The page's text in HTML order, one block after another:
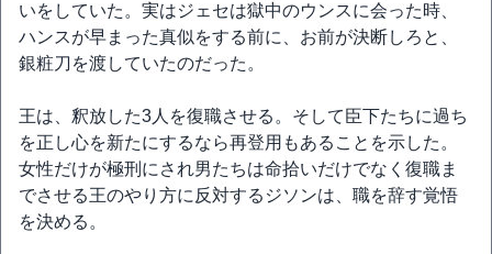
いをしていた。実はジェセは獄中のウンスに会った時、
ハンスが早まった真似をする前に、お前が決断しろと、
銀粧刀を渡していたのだった。
王は、釈放した3人を復職させる。そして臣下たちに過ち
を正し心を新たにするなら再登用もあることを示した。
女性だけが極刑にされ男たちは命拾いだけでなく復職ま
でさせる王のやり方に反対するジソンは、職を辞す覚悟
を決める。